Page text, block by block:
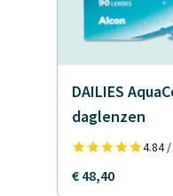
DAILIES
daglenzen
4.84 /
€ 48,40